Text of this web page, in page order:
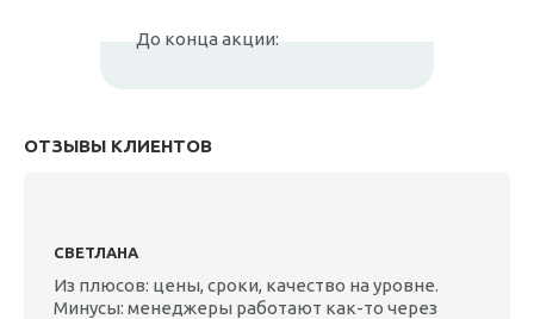
До конца акции:
ОТЗЫВЫ КЛИЕНТОВ
СВЕТЛАНА
Из плюсов: цены, сроки, качество на уровне.
Минусы: менеджеры работают как-то через